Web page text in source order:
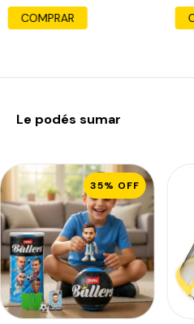
Edad recomendada:
12+ años
Ancho del paquete del seller:
IVA:21 %
Peso:300 g
Ancho:6 cm
Con control remoto:
Le podés sumar
35% OFF